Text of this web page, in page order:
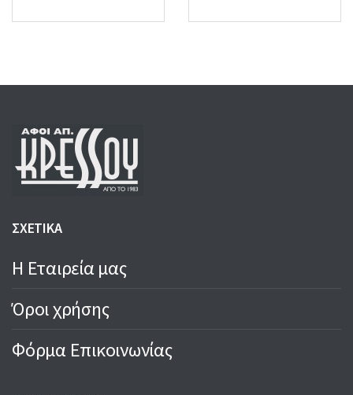
was:
is:
was:
is:
ΣΧΕΤΙΚΑ
Η Εταιρεία μας
Όροι χρήσης
Φόρμα Επικοινωνίας